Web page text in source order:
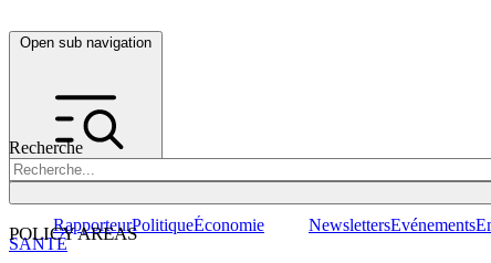
Open sub navigation
Recherche
POLICY AREAS
RapporteurPolitiqueÉconomie NewslettersEvénements
SANTÉ